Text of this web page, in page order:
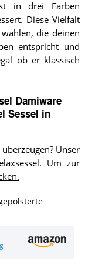
in drei Farben
Diese Vielfalt
die deinen
entspricht und
ob er klassisch
Damiware
Sessel in
Unser
Um zur